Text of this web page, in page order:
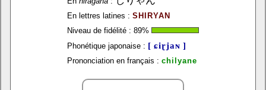
En lettres latines : SHIRYAN
Niveau de fidélité : 89%
Phonétique japonaise : [ ɕiɽjaɴ ]
Prononciation en français : chilyane